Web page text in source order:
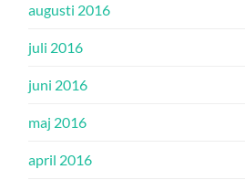
augusti 2016
juli 2016
juni 2016
maj 2016
april 2016